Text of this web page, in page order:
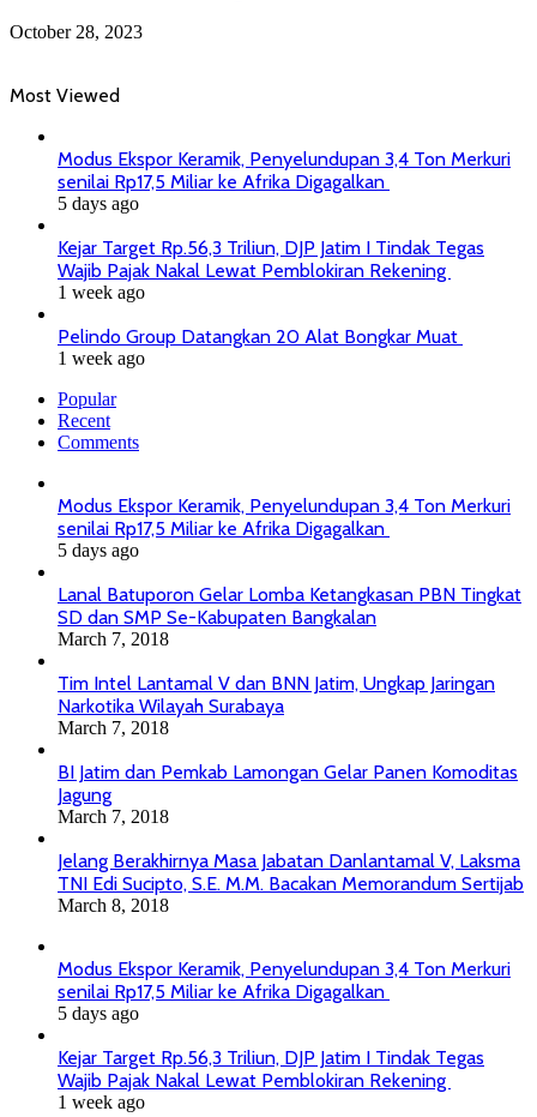
October 28, 2023
Most Viewed
Modus Ekspor Keramik, Penyelundupan 3,4 Ton Merkuri
senilai Rp17,5 Miliar ke Afrika Digagalkan
5 days ago
Kejar Target Rp.56,3 Triliun, DJP Jatim I Tindak Tegas
Wajib Pajak Nakal Lewat Pemblokiran Rekening
1 week ago
Pelindo Group Datangkan 20 Alat Bongkar Muat
1 week ago
Popular
Recent
Comments
Modus Ekspor Keramik, Penyelundupan 3,4 Ton Merkuri
senilai Rp17,5 Miliar ke Afrika Digagalkan
5 days ago
Lanal Batuporon Gelar Lomba Ketangkasan PBN Tingkat
SD dan SMP Se-Kabupaten Bangkalan
March 7, 2018
Tim Intel Lantamal V dan BNN Jatim, Ungkap Jaringan
Narkotika Wilayah Surabaya
March 7, 2018
BI Jatim dan Pemkab Lamongan Gelar Panen Komoditas
Jagung
March 7, 2018
Jelang Berakhirnya Masa Jabatan Danlantamal V, Laksma
TNI Edi Sucipto, S.E. M.M. Bacakan Memorandum Sertijab
March 8, 2018
Modus Ekspor Keramik, Penyelundupan 3,4 Ton Merkuri
senilai Rp17,5 Miliar ke Afrika Digagalkan
5 days ago
Kejar Target Rp.56,3 Triliun, DJP Jatim I Tindak Tegas
Wajib Pajak Nakal Lewat Pemblokiran Rekening
1 week ago